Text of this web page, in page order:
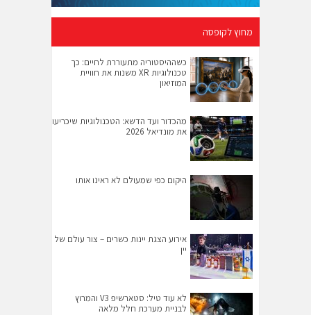
מחוץ לקופסה
כשההיסטוריה מתעוררת לחיים: כך
טכנולוגיות XR משנות את חוויית
המוזיאון
מהכדור ועד הדשא: הטכנולוגיות שיכריעו
את מונדיאל 2026
היקום כפי שמעולם לא ראינו אותו
אירוע הצגת יינות כשרים – צור עולם של
יין
לא עוד טיל: סטארשיפ V3 והמרוץ
לבניית מערכת חלל מלאה